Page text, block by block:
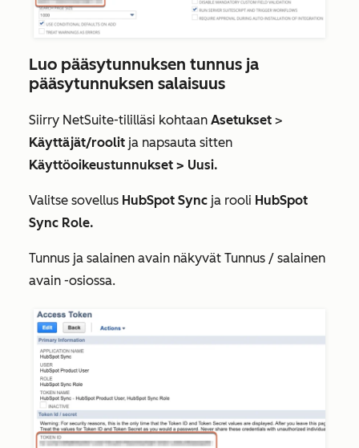
Luo pääsytunnuksen tunnus ja
pääsytunnuksen salaisuus
Siirry NetSuite-tililläsi kohtaan Asetukset >
Käyttäjät/roolit ja napsauta sitten
Käyttöoikeustunnukset > Uusi.
Valitse sovellus HubSpot Sync ja rooli HubSpot
Sync Role.
Tunnus ja salainen avain näkyvät Tunnus / salainen
avain -osiossa.